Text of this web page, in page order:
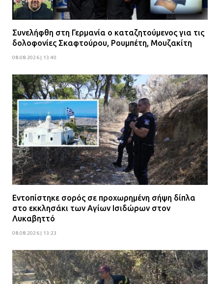
Συνελήφθη στη Γερμανία ο καταζητούμενος για τις
δολοφονίες Σκαφτούρου, Ρουμπέτη, Μουζακίτη
08.08.2026 | 13:40
Εντοπίστηκε σορός σε προχωρημένη σήψη δίπλα
στο εκκλησάκι των Αγίων Ισιδώρων στον
Λυκαβηττό
08.08.2026 | 13:23